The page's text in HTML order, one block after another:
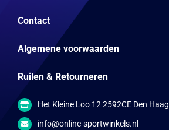
Contact
Algemene voorwaarden
Ruilen & Retourneren
Het Kleine Loo 12 2592CE Den Haag
info@online-sportwinkels.nl